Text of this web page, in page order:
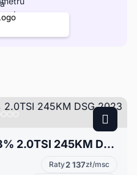
Cupra Leon 2.0 VAT 23% 2.0TSI 245KM DSG 2023 r., salon PL, I właściciel
Raty2 137zł/msc